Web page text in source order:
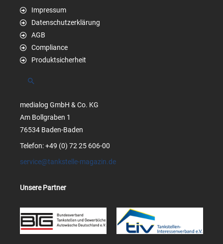
Impressum
Datenschutzerklärung
AGB
Compliance
Produktsicherheit
Suchen
medialog GmbH & Co. KG
Am Bollgraben 1
76534 Baden-Baden
Telefon: +49 (0) 72 25 606-00
service@tankstelle-magazin.de
Unsere Partner